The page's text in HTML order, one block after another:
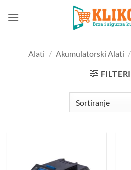
Alati / Akumulatorski Alati /
FILTERI